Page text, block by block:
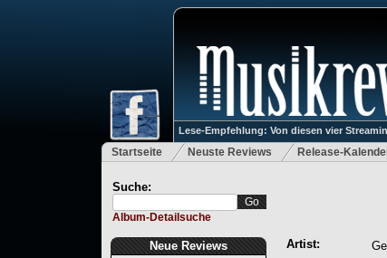
Lese-Empfehlung: Von diesen vier
Startseite Neuste Reviews Release-
Suche:
Album-Detailsuche
Neue Reviews
Artist: